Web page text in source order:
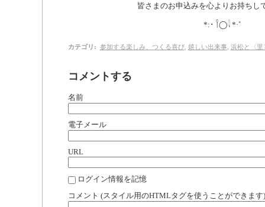
皆さまのお申込みを心よりお持ちし
*:･ 𓌉◯𓇋 *·˚
カテゴリ : 参加する楽しみ、つくる喜び, 嬉しい出来事, 浜松と〈里
コメントする
名前
電子メール
URL
ログイン情報を記憶
コメント (スタイル用のHTMLタグを使うことができます)